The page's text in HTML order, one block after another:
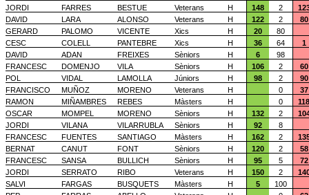
JORDI
FARRES BESTUE Veterans H 148 2
DAVID
LARA ALONSO Veterans H 122 2
80
GERARD
PALOMO VICENTE Xics H 20
80
CESC
COLELL PANTEBRE Xics H 36 64
1
DAVID
ADAN FREIXES Sèniors H 6
98
FRANCESC
DOMENJO VILA Sèniors H 106 2
60
POL
VIDAL LAMOLLA Júniors H 98 2
90
FRANCISCO
MUÑOZ MORENO Veterans H 0
37
RAMON
MIÑAMBRES REBES Màsters H 0
118
OSCAR
MOMPEL MORENO Sèniors H 132 2
JORDI
VILANA VILARRUBLA Sèniors H 92
8
FRANCESC
FUENTES SANTIAGO Màsters H 162 2
BERNAT
CANUT FONT Sèniors H 120 2
58
FRANCESC
SANSA BULLICH Sèniors H 95 5
72
JORDI
SERRATO RIBO Veterans H 150 2
SALVI
FARGAS BUSQUETS Màsters H 5
100